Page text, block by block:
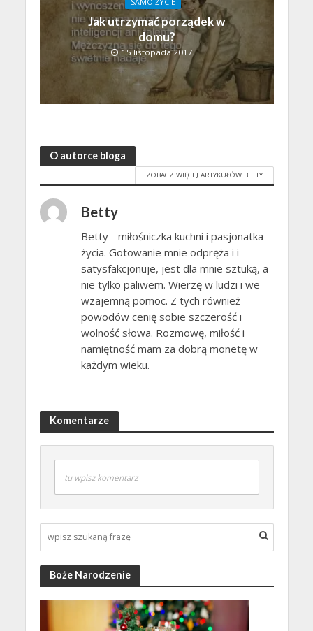
Jak utrzymać porządek w
domu?
15 listopada 2017
O autorce bloga
ZOBACZ WIĘCEJ ARTYKUŁÓW BETTY
Betty
Betty - miłośniczka kuchni i pasjonatka
życia. Gotowanie mnie odpręża i i
satysfakcjonuje, jest dla mnie sztuką, a
nie tylko paliwem. Wierzę w ludzi i we
wzajemną pomoc. Z tych również
powodów cenię sobie szczerość i
wolność słowa. Rozmowę, miłość i
namiętność mam za dobrą monetę w
każdym wieku.
Komentarze
tu wpisz komentarz
Boże Narodzenie